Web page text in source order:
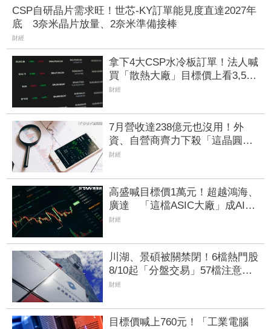
CSP自研晶片需求旺！世芯-KY訂單能見度直達2027年
底 3奈米晶片放量、2奈米準備接棒
財經
拿下4大CSP水冷板訂單！法人喊
買「散熱大廠」目標價上看3,580
元 7月營收創新高
財經
7月營收達238億元也沒用！外
資、自營商齊力下殺「這晶圓代
工廠」 三大法人狠砍156億元
財經
高盛喊目標價1萬元！超越鴻海、
廣達 「這檔ASIC大廠」成AI新
龍頭、潛在漲幅上看85%
財經
川湖、景碩被關禁閉！6檔熱門股
8/10起「分盤交易」57檔注意股
名單一次看
財經
目標價喊上760元！「工業電腦